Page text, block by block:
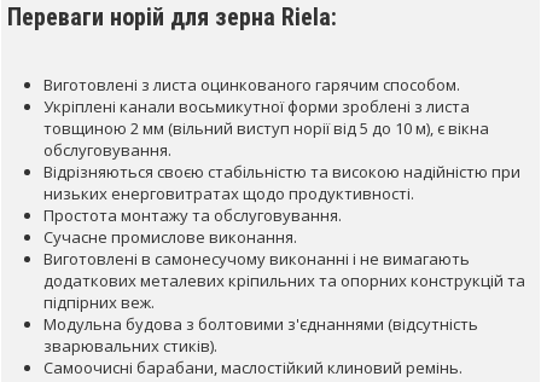
Переваги норій для зерна Riela:
Виготовлені з листа оцинкованого гарячим способом.
Укріплені канали восьмикутної форми зроблені з листа
товщиною 2 мм (вільний виступ норії від 5 до 10 м), є вікна
обслуговування.
Відрізняються своєю стабільністю та високою надійністю при
низьких енерговитратах щодо продуктивності.
Простота монтажу та обслуговування.
Сучасне промислове виконання.
Виготовлені в самонесучому виконанні і не вимагають
додаткових металевих кріпильних та опорних конструкцій та
підпірних веж.
Модульна будова з болтовими з'єднаннями (відсутність
зварювальних стиків).
Самоочисні барабани, маслостійкий клиновий ремінь.